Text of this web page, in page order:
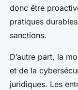
donc être
pratiques
sanctions.
D’autre part, la
et de la
juridiques. Les